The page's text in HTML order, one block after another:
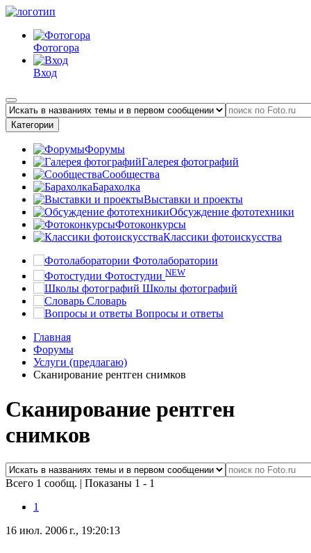
Фотогора
Вход
Категории
Форумы
Галерея фотографий
Сообщества
Барахолка
Выставки и проекты
Обсуждение фототехники
Фотоконкурсы
Классики фотоискусства
Фотолаборатории
Фотостудии NEW
Школы фотографий
Словарь
Вопросы и ответы
Главная
Форумы
Услуги (предлагаю)
Сканирование рентген снимков
Сканирование рентген
снимков
Всего 1 сообщ. | Показаны 1 - 1
1
16 июл. 2006 г., 19:20:13